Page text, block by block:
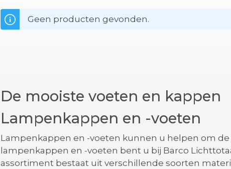
Geen producten gevonden.
De mooiste voeten en kappen
Lampenkappen en -voeten
Lampenkappen en -voeten kunnen u helpen om
lampenkappen en -voeten bent u bij Barco
assortiment bestaat uit verschillende soorten